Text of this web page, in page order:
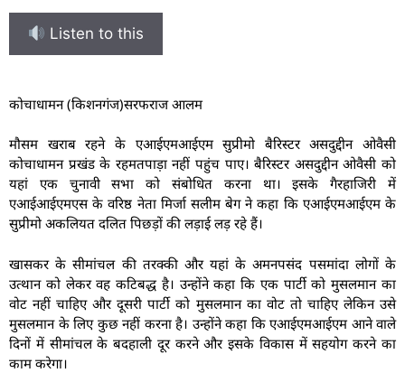
Listen to this
कोचाधामन (किशनगंज)सरफराज आलम
मौसम खराब रहने के एआईएमआईएम सुप्रीमो बैरिस्टर असदुद्दीन ओवैसी
कोचाधामन प्रखंड के रहमतपाड़ा नहीं पहुंच पाए। बैरिस्टर असदुद्दीन ओवैसी को
यहां एक चुनावी सभा को संबोधित करना था। इसके गैरहाजिरी में
एआईआईएमएस के वरिष्ठ नेता मिर्जा सलीम बेग ने कहा कि एआईएमआईएम के
सुप्रीमो अकलियत दलित पिछड़ों की लड़ाई लड़ रहे हैं।
खासकर के सीमांचल की तरक्की और यहां के अमनपसंद पसमांदा लोगों के
उत्थान को लेकर वह कटिबद्ध है। उन्होंने कहा कि एक पार्टी को मुसलमान का
वोट नहीं चाहिए और दूसरी पार्टी को मुसलमान का वोट तो चाहिए लेकिन उसे
मुसलमान के लिए कुछ नहीं करना है। उन्होंने कहा कि एआईएमआईएम आने वाले
दिनों में सीमांचल के बदहाली दूर करने और इसके विकास में सहयोग करने का
काम करेगा।